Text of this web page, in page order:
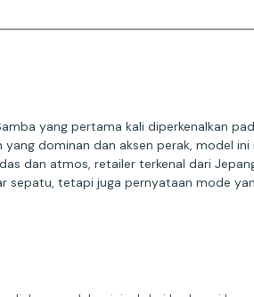
yang pertama kali diperkenalkan
dominan dan aksen perak, model
dan atmos, retailer terkenal dari
sepatu, tetapi juga pernyataan mode